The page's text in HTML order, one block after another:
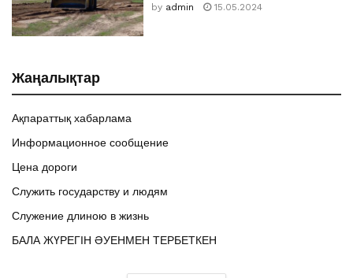
by admin 15.05.2024
Жаңалықтар
Ақпараттық хабарлама
Информационное сообщение
Цена дороги
Служить государству и людям
Служение длиною в жизнь
БАЛА ЖҮРЕГІН ӘУЕНМЕН ТЕРБЕТКЕН